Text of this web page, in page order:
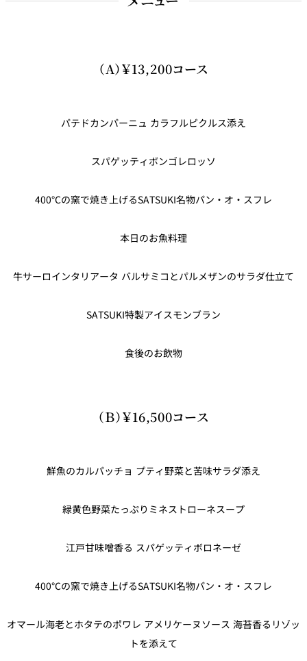
（A）￥13,200コース
パテドカンパーニュ カラフルピクルス添え
スパゲッティボンゴレロッソ
400℃の窯で焼き上げるSATSUKI名物パン・オ・スフレ
本日のお魚料理
牛サーロインタリアータ バルサミコとパルメザンのサラダ仕立て
SATSUKI特製アイスモンブラン
食後のお飲物
（Ｂ）￥16,500コース
鮮魚のカルパッチョ プティ野菜と苦味サラダ添え
緑黄色野菜たっぷりミネストローネスープ
江戸甘味噌香る スパゲッティボロネーゼ
400℃の窯で焼き上げるSATSUKI名物パン・オ・スフレ
オマール海老とホタテのポワレ アメリケーヌソース 海苔香るリゾッ
トを添えて